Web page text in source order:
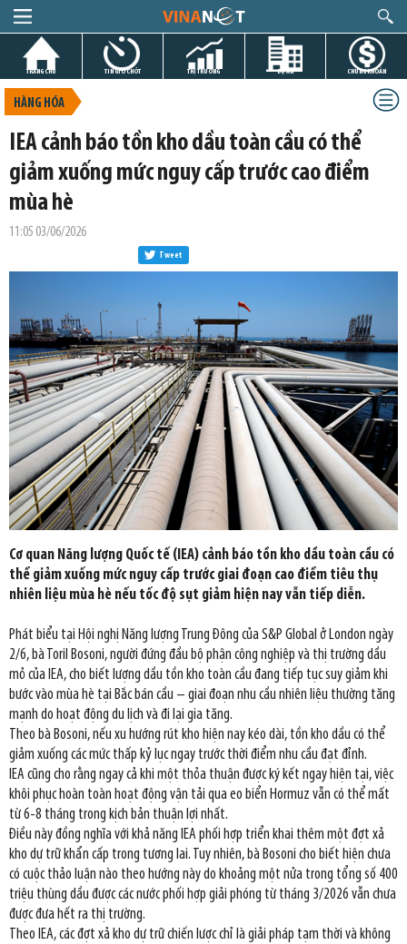
TRANG CHỦ TIN GIỜ CHÓT THỊ TRƯỜNG DỰ ÁN CHỨNG KHOÁN
HÀNG HÓA
IEA cảnh báo tồn kho dầu toàn cầu có thể
giảm xuống mức nguy cấp trước cao điểm
mùa hè
11:05 03/06/2026
Tweet
Cơ quan Năng lượng Quốc tế (IEA) cảnh báo tồn kho dầu toàn cầu có
thể giảm xuống mức nguy cấp trước giai đoạn cao điểm tiêu thụ
nhiên liệu mùa hè nếu tốc độ sụt giảm hiện nay vẫn tiếp diễn.
Phát biểu tại Hội nghị Năng lượng Trung Đông của S&P Global ở London ngày
2/6, bà Toril Bosoni, người đứng đầu bộ phận công nghiệp và thị trường dầu
mỏ của IEA, cho biết lượng dầu tồn kho toàn cầu đang tiếp tục suy giảm khi
bước vào mùa hè tại Bắc bán cầu – giai đoạn nhu cầu nhiên liệu thường tăng
mạnh do hoạt động du lịch và đi lại gia tăng.
Theo bà Bosoni, nếu xu hướng rút kho hiện nay kéo dài, tồn kho dầu có thể
giảm xuống các mức thấp kỷ lục ngay trước thời điểm nhu cầu đạt đỉnh.
IEA cũng cho rằng ngay cả khi một thỏa thuận được ký kết ngay hiện tại, việc
khôi phục hoàn toàn hoạt động vận tải qua eo biển Hormuz vẫn có thể mất
từ 6-8 tháng trong kịch bản thuận lợi nhất.
Điều này đồng nghĩa với khả năng IEA phối hợp triển khai thêm một đợt xả
kho dự trữ khẩn cấp trong tương lai. Tuy nhiên, bà Bosoni cho biết hiện chưa
có cuộc thảo luận nào theo hướng này do khoảng một nửa trong tổng số 400
triệu thùng dầu được các nước phối hợp giải phóng từ tháng 3/2026 vẫn chưa
được đưa hết ra thị trường.
Theo IEA, các đợt xả kho dự trữ chiến lược chỉ là giải pháp tạm thời và không